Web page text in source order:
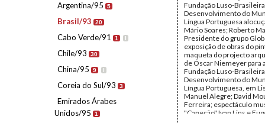
Argentina/95 5
Brasil/93 20
Cabo Verde/91 1 I
Chile/93 30
China/95 9 I
Coreia do Sul/93 3
Emirados Árabes
Unidos/95
1
Fundação Luso-
Desenvolvimento do
Língua Portuguesa
Mário Soares; Roberto
Presidente do grupo
exposição de obras do
maqueta do projecto
de Óscar Niemeyer para
Fundação Luso-
Desenvolvimento do
Língua Portuguesa, em
Manuel Alegre; David
Ferreira; espectáculo
"Canecão" Ivan Lins e